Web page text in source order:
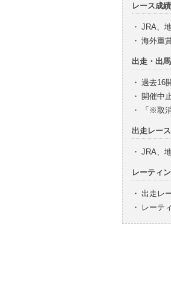
レース成
・ JRA、
・ 海外重
出走・出
・ 過去16
・ 開催中
・
「※取
出走レース
・ JRA、
レーティ
・ 出走レ
・
レーテ